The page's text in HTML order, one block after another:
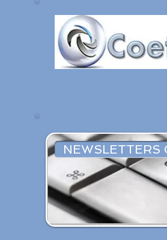
NEWSLETTERS